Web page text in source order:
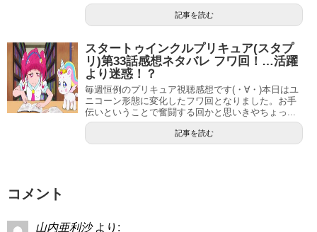
記事を読む
スタートゥインクルプリキュア(スタプ
リ)第33話感想ネタバレ フワ回！…活躍
より迷惑！？
毎週恒例のプリキュア視聴感想です(・∀・)本日はユ
ニコーン形態に変化したフワ回となりました。お手
伝いということで奮闘する回かと思いきやちょっ...
記事を読む
コメント
山内亜利沙 より: